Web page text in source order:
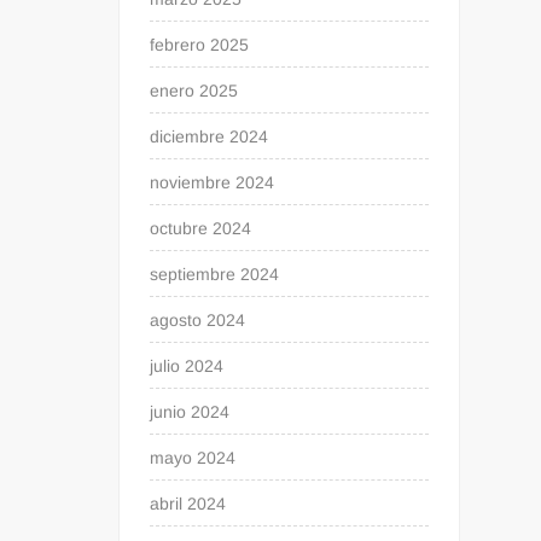
febrero 2025
enero 2025
diciembre 2024
noviembre 2024
octubre 2024
septiembre 2024
agosto 2024
julio 2024
junio 2024
mayo 2024
abril 2024